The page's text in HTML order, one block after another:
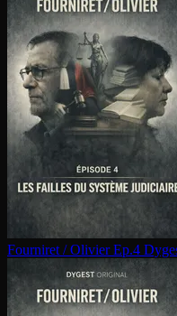
Fourniret / Olivier Ep.4